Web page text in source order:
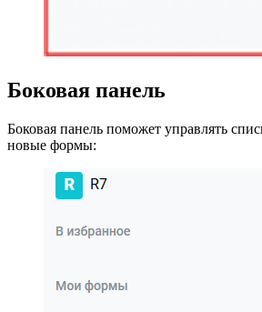
Боковая панель
Боковая панель поможет управлять
новые формы: